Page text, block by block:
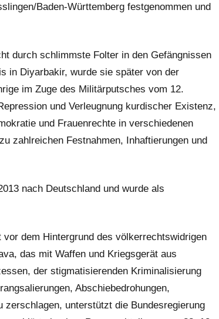
Baden-Württemberg festgenommen und
durch schlimmste Folter in den Gefängnissen
in Diyarbakir, wurde sie später von der
im Zuge des Militärputsches vom 12.
und Verleugnung kurdischer Existenz,
und Frauenrechte in verschiedenen
zahlreichen Festnahmen, Inhaftierungen und
nach Deutschland und wurde als
dem Hintergrund des völkerrechtswidrigen
das mit Waffen und Kriegsgerät aus
der stigmatisierenden Kriminalisierung
Abschiebedrohungen,
zerschlagen, unterstützt die Bundesregierung